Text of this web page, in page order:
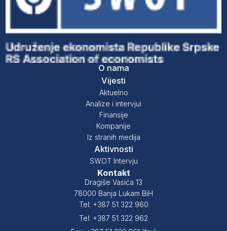
O nama
Vijesti
Aktuelno
Analize i intervjui
Finansije
Kompanije
Iz stranih medija
Aktivnosti
SWOT Intervju
Kontakt
Dragiše Vasića 13
78000 Banja Lukam BiH
Tel: +387 51 322 960
Tel: +387 51 322 962